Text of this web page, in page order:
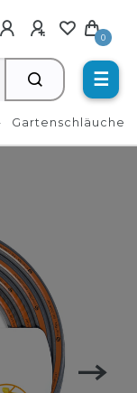
0
☰
Gartenschläuche